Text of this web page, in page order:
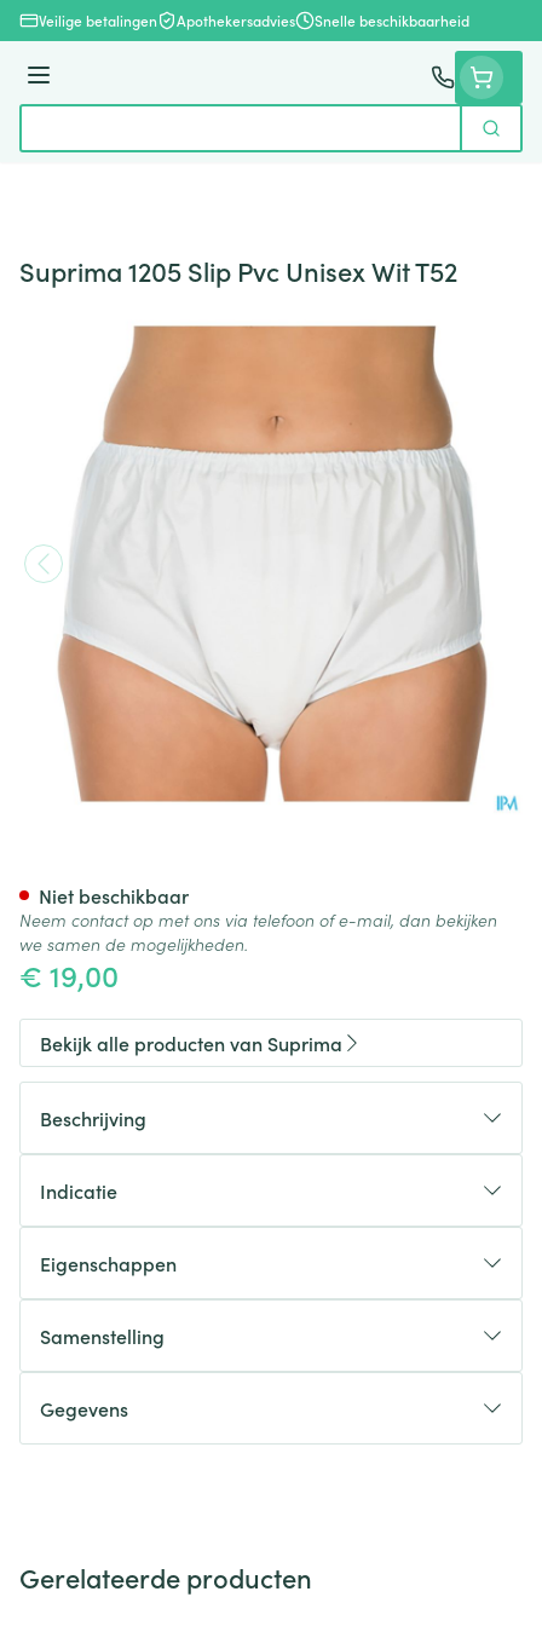
Ga naar de inhoud
Veilige betalingen Apothekersadvies Snelle beschikbaarheid
Menu
Zoek
Suprima 1205 Slip Pvc Unisex Wit T52
€ 19,00
Niet beschikbaar
Neem contact op met ons via telefoon of e-mail, dan bekijken
we samen de mogelijkheden.
Bekijk alle producten van Suprima
Beschrijving
Indicatie
Eigenschappen
Samenstelling
Gegevens
Gerelateerde producten